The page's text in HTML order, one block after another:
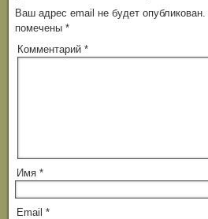
Ваш адрес email не будет опубликован.
помечены *
Комментарий *
Имя *
Email *